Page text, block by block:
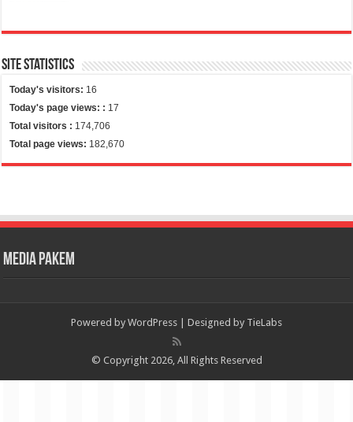
Site Statistics
Today's visitors: 16
Today's page views: : 17
Total visitors : 174,706
Total page views: 182,670
Media Pakem
Powered by WordPress | Designed by TieLabs
© Copyright 2026, All Rights Reserved